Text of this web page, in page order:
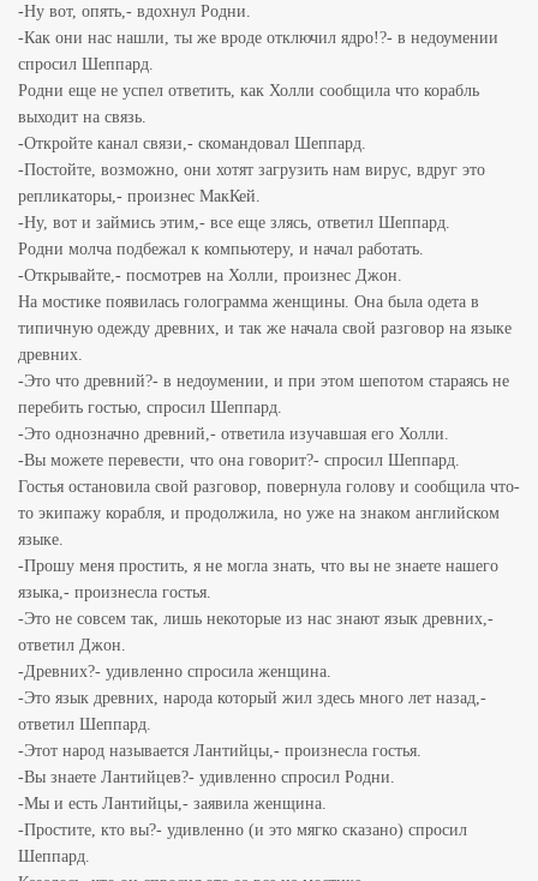
-Ну вот, опять,- вдохнул Родни.
-Как они нас нашли, ты же вроде отключил ядро!?- в недоумении
спросил Шеппард.
Родни еще не успел ответить, как Холли сообщила что корабль
выходит на связь.
-Откройте канал связи,- скомандовал Шеппард.
-Постойте, возможно, они хотят загрузить нам вирус, вдруг это
репликаторы,- произнес МакКей.
-Ну, вот и займись этим,- все еще злясь, ответил Шеппард.
Родни молча подбежал к компьютеру, и начал работать.
-Открывайте,- посмотрев на Холли, произнес Джон.
На мостике появилась голограмма женщины. Она была одета в
типичную одежду древних, и так же начала свой разговор на языке
древних.
-Это что древний?- в недоумении, и при этом шепотом стараясь не
перебить гостью, спросил Шеппард.
-Это однозначно древний,- ответила изучавшая его Холли.
-Вы можете перевести, что она говорит?- спросил Шеппард.
Гостья остановила свой разговор, повернула голову и сообщила что-
то экипажу корабля, и продолжила, но уже на знаком английском
языке.
-Прошу меня простить, я не могла знать, что вы не знаете нашего
языка,- произнесла гостья.
-Это не совсем так, лишь некоторые из нас знают язык древних,-
ответил Джон.
-Древних?- удивленно спросила женщина.
-Это язык древних, народа который жил здесь много лет назад,-
ответил Шеппард.
-Этот народ называется Лантийцы,- произнесла гостья.
-Вы знаете Лантийцев?- удивленно спросил Родни.
-Мы и есть Лантийцы,- заявила женщина.
-Простите, кто вы?- удивленно (и это мягко сказано) спросил
Шеппард.